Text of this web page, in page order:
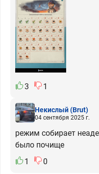
3 1
Некислый(Brut)
04 сентября 2025 г.
режим собирает
было почище
1
0